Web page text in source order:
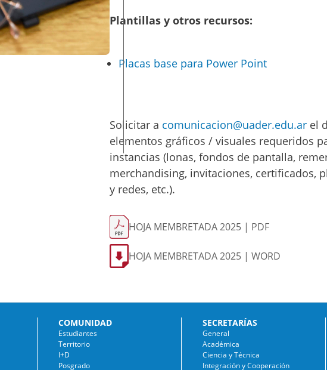
Plantillas y otros recursos:
Placas base para Power Point
Solicitar a comunicacion@uader.edu.ar el
elementos gráficos / visuales requeridos
instancias (lonas, fondos de pantalla,
merchandising, invitaciones, certificados,
y redes, etc.).
HOJA MEMBRETADA 2025 | PDF
HOJA MEMBRETADA 2025 | WORD
COMUNIDAD
Estudiantes
Territorio
I+D
Posgrado
SECRETARÍAS
General
Académica
Ciencia y Técnica
Integración y Cooperación